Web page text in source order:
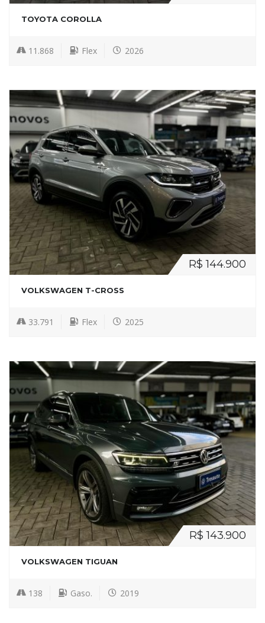
TOYOTA COROLLA
11.868 Flex 2026
R$ 144.900
VOLKSWAGEN T-CROSS
33.791 Flex 2025
R$ 143.900
VOLKSWAGEN TIGUAN
138 Gaso. 2019